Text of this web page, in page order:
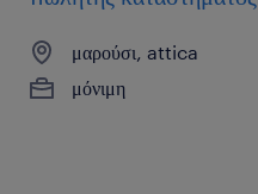
μαρούσι, attica
μόνιμη